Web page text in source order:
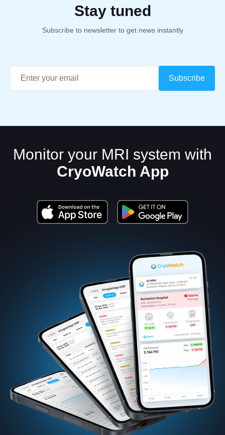
Stay tuned
Subscribe to newsletter to get news instantly
Monitor your MRI system with
CryoWatch App